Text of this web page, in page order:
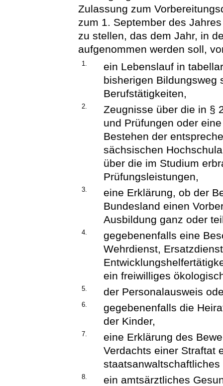
Zulassung zum
zum 1. September des
zu stellen, das dem Jahr, in
aufgenommen werden soll,
1.
ein Lebenslauf in
bisherigen Bildungsweg
Berufstätigkeiten,
2.
Zeugnisse über die in §
und Prüfungen oder
Bestehen der
sächsischen
über die im Studium
Prüfungsleistungen,
3.
eine Erklärung, ob der
Bundesland einen
Ausbildung ganz oder
4.
gegebenenfalls eine
Wehrdienst,
ein freiwilliges
5. der Personalausweis
6.
gegebenenfalls die
der Kinder,
7.
eine Erklärung des
Verdachts einer Straftat
8.
ein amtsärztliches